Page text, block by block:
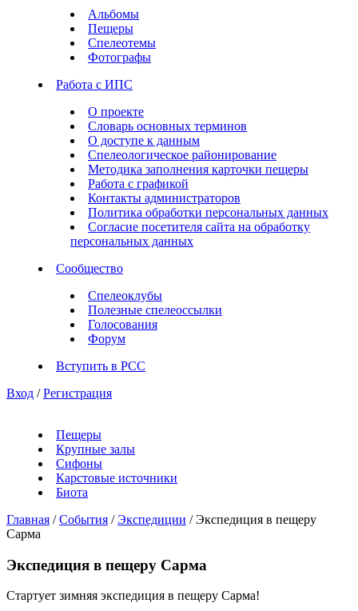
Альбомы
Пещеры
Спелеотемы
Фотографы
Работа с ИПС
О проекте
Словарь основных терминов
О доступе к данным
Спелеологическое районирование
Методика заполнения карточки пещеры
Работа с графикой
Контакты администраторов
Политика обработки персональных данных
Согласие посетителя сайта на обработку
персональных данных
Сообщество
Спелеоклубы
Полезные спелеоссылки
Голосования
Форум
Вступить в РСС
Вход / Регистрация
Пещеры
Крупные залы
Сифоны
Карстовые источники
Биота
Главная / События / Экспедиции / Экспедиция в пещеру
Сарма
Экспедиция в пещеру Сарма
Стартует зимняя экспедиция в пещеру Сарма!